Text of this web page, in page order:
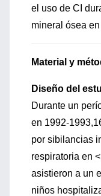
el uso de CI
mineral ósea
Material y
Diseño del
Durante un
en 1992-
por sibilancias
respiratoria en
asistieron a un
niños